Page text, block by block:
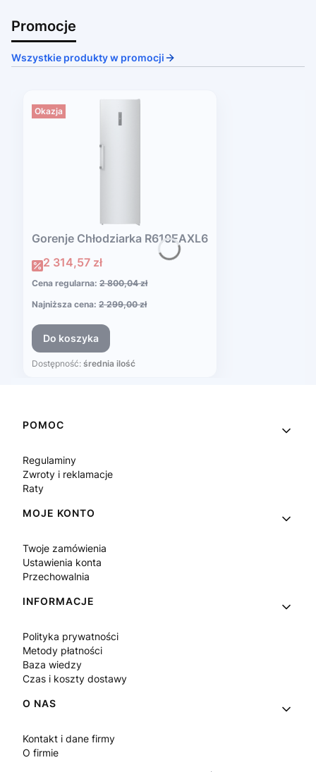
Promocje
Wszystkie produkty w promocji
Okazja
Gorenje Chłodziarka R619EAXL6
Cena promocyjna
2 314,57 zł
Cena regularna: 2 800,04 zł
Najniższa cena: 2 299,00 zł
Do koszyka
Dostępność: średnia ilość
Linki w stopce
POMOC
Regulaminy
Zwroty i reklamacje
Raty
MOJE KONTO
Twoje zamówienia
Ustawienia konta
Przechowalnia
INFORMACJE
Polityka prywatności
Metody płatności
Baza wiedzy
Czas i koszty dostawy
O NAS
Kontakt i dane firmy
O firmie